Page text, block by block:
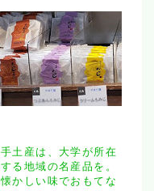
手土産は、大学が所在
する地域の名産品を。
懐かしい味でおもてな